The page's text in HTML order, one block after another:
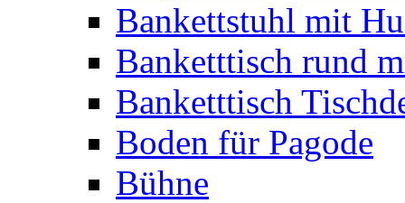
Bankettstuhl mit
Banketttisch rund
Banketttisch
Boden für Pagode
Bühne